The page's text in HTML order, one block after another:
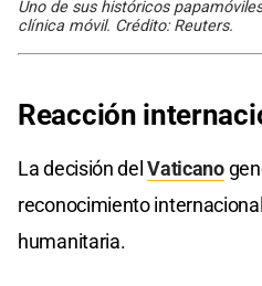
Uno de sus históricos
clínica móvil. Crédito: Reuters.
Reacción
La decisión delVaticano
reconocimiento
humanitaria.